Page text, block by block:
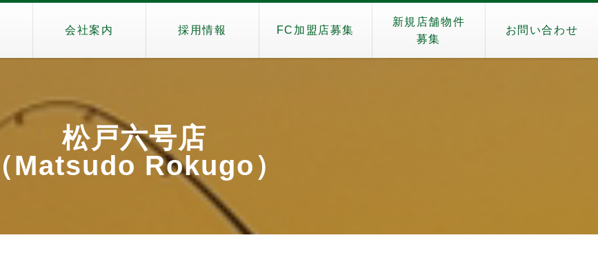
会社案内 採用情報 FC加盟店募集
新規店舗物件
募集
お問い合わせ
松戸六号店
（Matsudo Rokugo）